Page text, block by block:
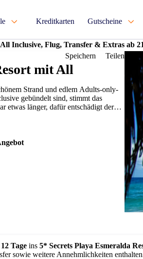
Kreditkarten Gutscheine
Inclusive, Flug, Transfer & Extras ab
Speichern
Teilen
mit All
Strand und edlem Adults-only-
gebündelt sind, stimmt das
etwas länger, dafür entschädigt der
12 Tage ins 5* Secrets Playa Esmeralda
sowie weitere Annehmlichkeiten